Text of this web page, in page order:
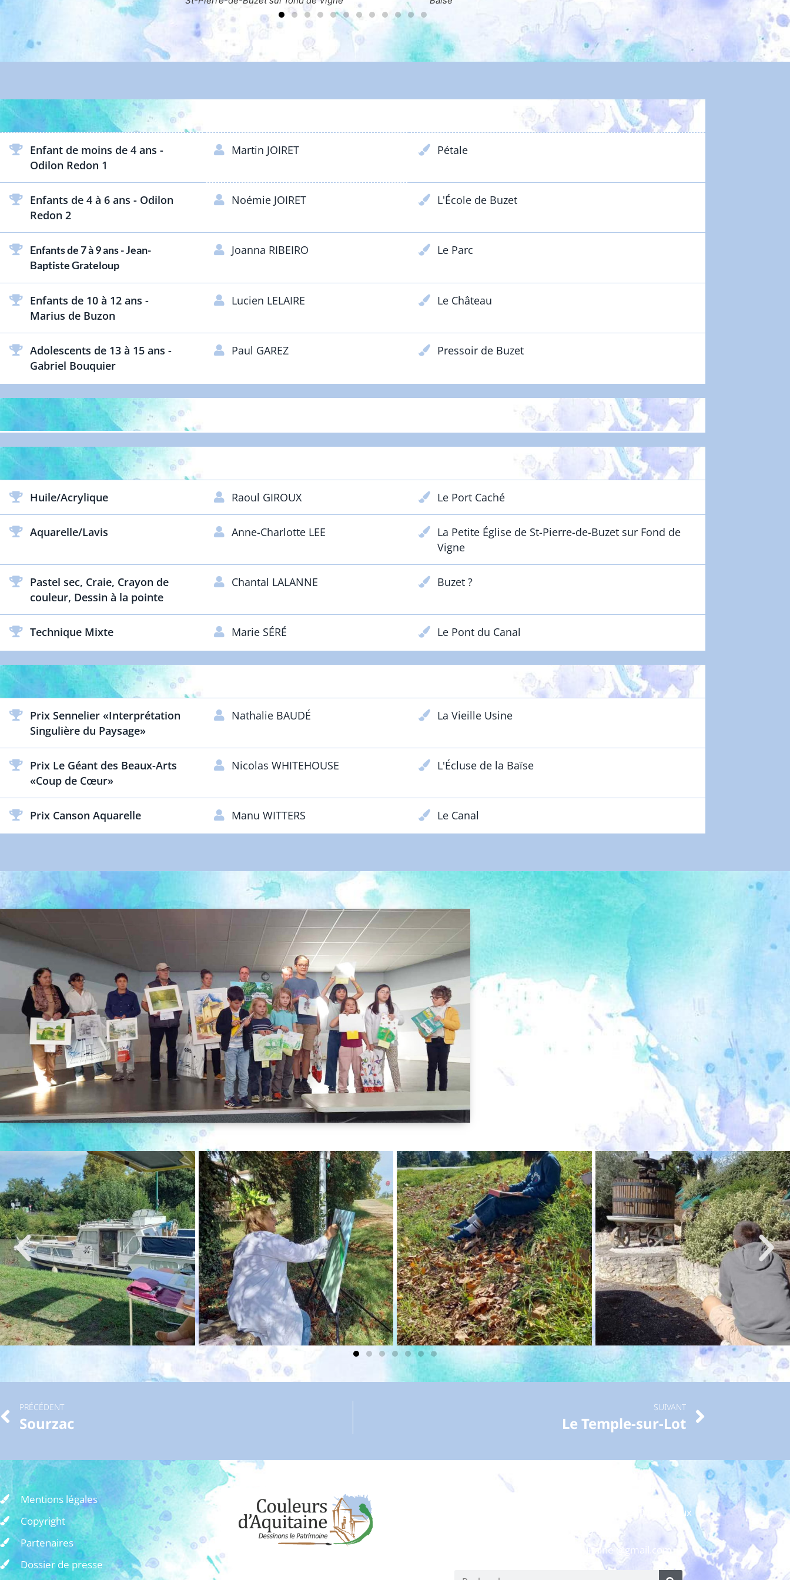
Enfant de moins de 4 ans -
Odilon Redon 1
Martin JOIRET Pétale
Enfants de 4 à 6 ans - Odilon
Redon 2
Noémie JOIRET L'École de Buzet
Enfants de 7 à 9 ans - Jean-
Baptiste Grateloup
Joanna RIBEIRO Le Parc
Enfants de 10 à 12 ans -
Marius de Buzon
Lucien LELAIRE Le Château
Adolescents de 13 à 15 ans -
Gabriel Bouquier
Paul GAREZ Pressoir de Buzet
ARTISTES DÉBUTANTS - Adultes - Prix Lacoste
Huile/Acrylique Raoul GIROUX Le Port Caché
Aquarelle/Lavis Anne-Charlotte LEE
La Petite Église de St-Pierre-de-Buzet sur Fond de
Vigne
Pastel sec, Craie, Crayon de
couleur, Dessin à la pointe
Chantal LALANNE Buzet ?
Technique Mixte Marie SÉRÉ Le Pont du Canal
Prix Sennelier «Interprétation
Singulière du Paysage»
Nathalie BAUDÉ La Vieille Usine
Prix Le Géant des Beaux-Arts
«Coup de Cœur»
Nicolas WHITEHOUSE L'Écluse de la Baïse
Prix Canson Aquarelle Manu WITTERS Le Canal
PRÉCÉDENT
Sourzac
SUIVANT
Le Temple-sur-Lot
Mentions légales
Copyright
Partenaires
Dossier de presse
Résidence La Clairière 1 - 10 rue Ney - 33200 Bordeaux
06 08 52 69 60
associationcouleursdaquitaine @gmail.com